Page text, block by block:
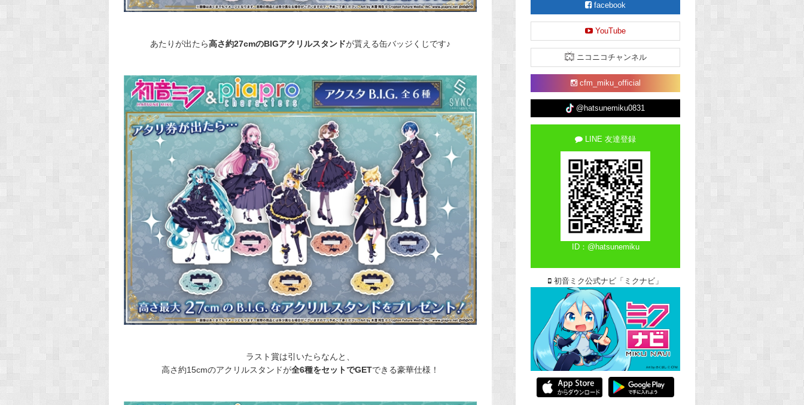
あたりが出たら高さ約27cmのBIGアクリルスタンドが貰える缶バッジくじです♪
ラスト賞は引いたらなんと、
高さ約15cmのアクリルスタンドが全6種をセットでGETできる豪華仕様！
facebook
YouTube
ニコニコチャンネル
cfm_miku_official
@hatsunemiku0831
LINE 友達登録
ID：@hatsunemiku
初音ミク公式ナビ「ミクナビ」